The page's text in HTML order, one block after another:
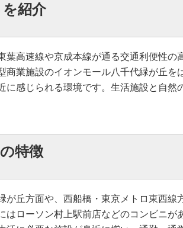
紹介
葉高速線や京成本線が通る交通利便性
商業施設のイオンモール八千代緑が丘
に感じられる環境です。生活施設と自
特徴
が丘方面や、西船橋・東京メトロ東西
はローソン村上駅前店などのコンビニ